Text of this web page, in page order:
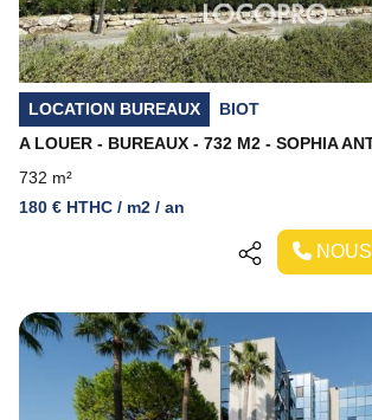
LOCATION BUREAUX
BIOT
A LOUER - BUREAUX - 732 M2 - SOPHIA
732 m²
180 € HTHC / m2 / an